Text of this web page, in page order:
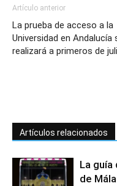
Artículo anterior
La prueba de acceso a la
Universidad en Andalucía
realizará a primeros de
Artículos relacionados
La guía
de